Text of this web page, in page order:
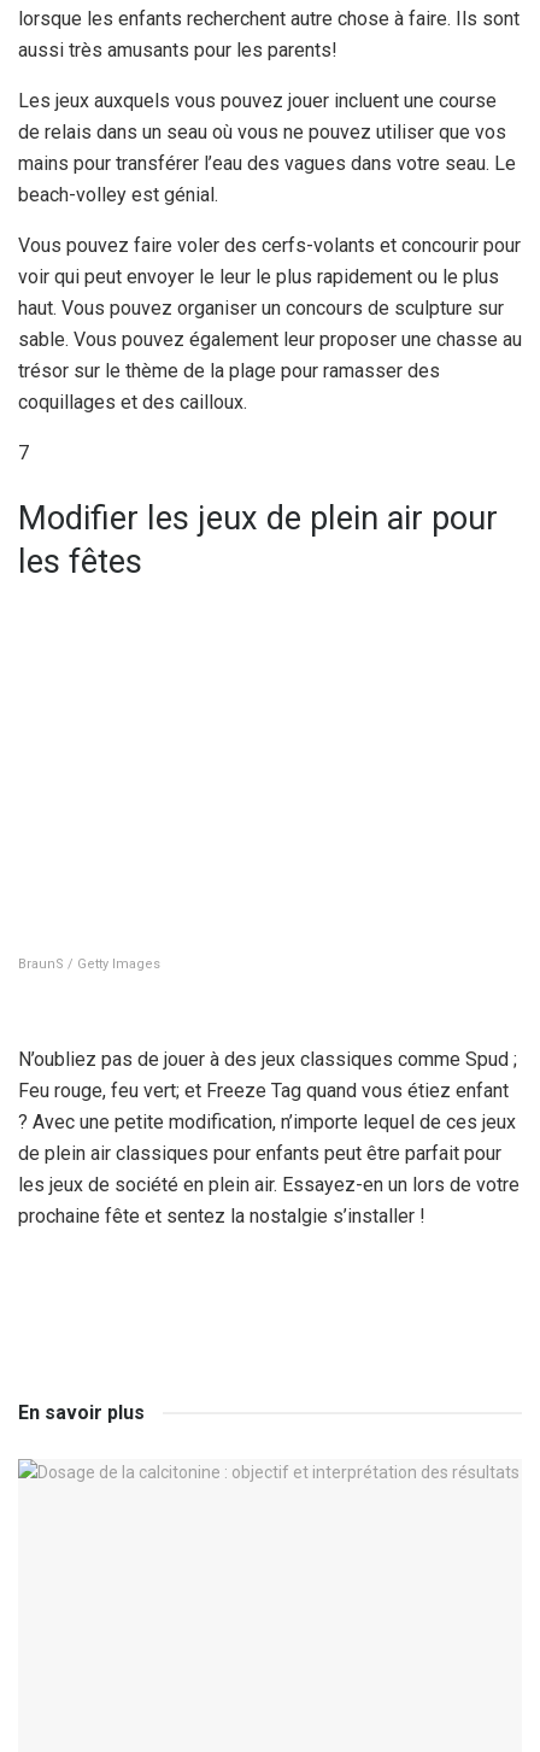
lorsque les enfants recherchent autre chose à faire. Ils sont
aussi très amusants pour les parents!
Les jeux auxquels vous pouvez jouer incluent une course
de relais dans un seau où vous ne pouvez utiliser que vos
mains pour transférer l’eau des vagues dans votre seau. Le
beach-volley est génial.
Vous pouvez faire voler des cerfs-volants et concourir pour
voir qui peut envoyer le leur le plus rapidement ou le plus
haut. Vous pouvez organiser un concours de sculpture sur
sable. Vous pouvez également leur proposer une chasse au
trésor sur le thème de la plage pour ramasser des
coquillages et des cailloux.
7
Modifier les jeux de plein air pour
les fêtes
BraunS / Getty Images
N’oubliez pas de jouer à des jeux classiques comme Spud ;
Feu rouge, feu vert; et Freeze Tag quand vous étiez enfant
? Avec une petite modification, n’importe lequel de ces jeux
de plein air classiques pour enfants peut être parfait pour
les jeux de société en plein air. Essayez-en un lors de votre
prochaine fête et sentez la nostalgie s’installer !
En savoir plus